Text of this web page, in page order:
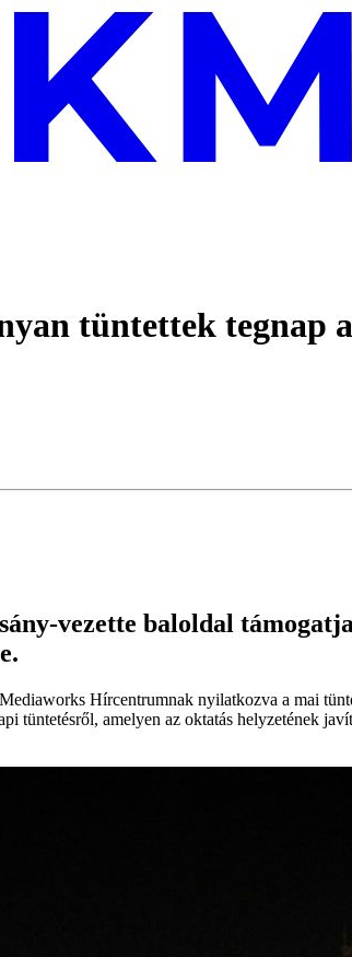
tüntettek tegnap
vezette baloldal
Hírcentrumnak nyilatkozva a mai
tüntetésről, amelyen az oktatás helyzetének